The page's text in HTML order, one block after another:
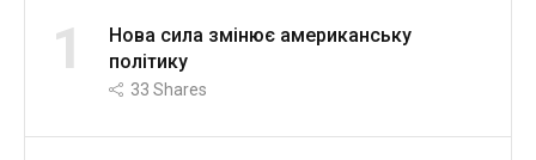
1
Нова сила змінює американську
політику
33 Shares